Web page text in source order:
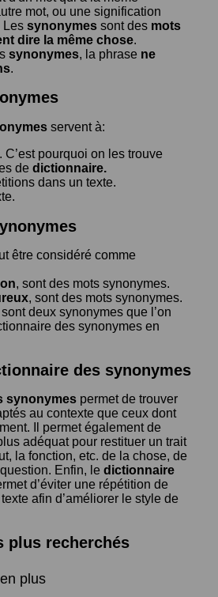
mot, ou une signification
Les synonymes sont des mots
dire la même chose.
synonymes, la phrase ne
.
servent à:
C’est pourquoi on les trouve
de dictionnaire.
dans un texte.
être considéré comme
, sont des mots synonymes.
, sont des mots synonymes.
sont deux synonymes que l’on
des synonymes en
des synonymes
synonymes permet de trouver
au contexte que ceux dont
Il permet également de
adéquat pour restituer un trait
la fonction, etc. de la chose, de
Enfin, le dictionnaire
d’éviter une répétition de
afin d’améliorer le style de
plus recherchés
en plus